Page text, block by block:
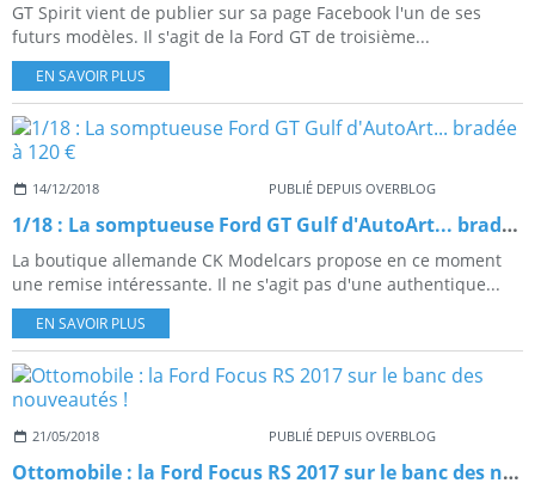
GT Spirit vient de publier sur sa page Facebook l'un de ses
futurs modèles. Il s'agit de la Ford GT de troisième...
EN SAVOIR PLUS
14/12/2018 PUBLIÉ DEPUIS OVERBLOG
1/18 : La somptueuse Ford GT Gulf d'AutoArt... bradée à 120 €
La boutique allemande CK Modelcars propose en ce moment
une remise intéressante. Il ne s'agit pas d'une authentique...
EN SAVOIR PLUS
21/05/2018 PUBLIÉ DEPUIS OVERBLOG
Ottomobile : la Ford Focus RS 2017 sur le banc des nouveautés !